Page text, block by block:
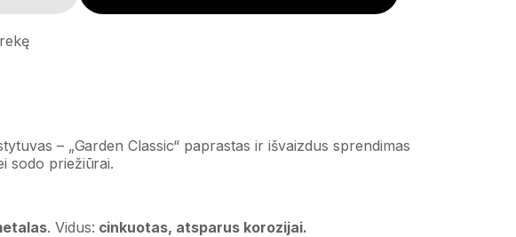
– „Garden Classic“ paprastas ir išvaizdus sprendimas
sodo priežiūrai.
. Vidus: cinkuotas, atsparus korozijai.